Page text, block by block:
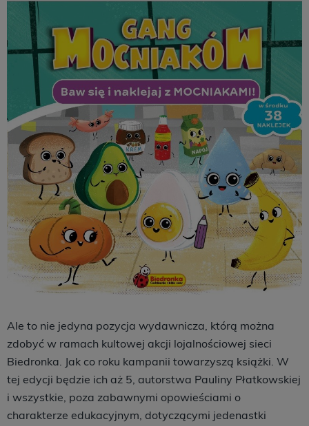
Ale to nie jedyna pozycja wydawnicza, którą można
zdobyć w ramach kultowej akcji lojalnościowej sieci
Biedronka. Jak co roku kampanii towarzyszą książki. W
tej edycji będzie ich aż 5, autorstwa Pauliny Płatkowskiej
i wszystkie, poza zabawnymi opowieściami o
charakterze edukacyjnym, dotyczącymi jedenastki